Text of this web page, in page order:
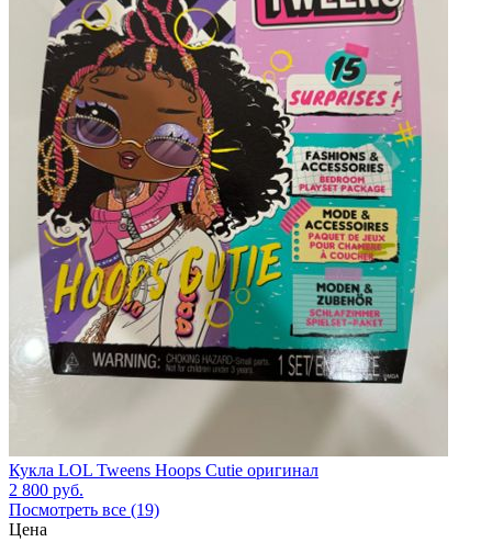
Кукла LOL Tweens Hoops Cutie оригинал
2 800 руб.
Посмотреть все (19)
Цена